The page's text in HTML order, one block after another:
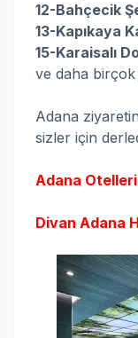
12-Bahçecik
13-Kapıkaya
15-Karaisalı
ve daha birçok
Adana
sizler için
Adana Otelleri
Divan Adana